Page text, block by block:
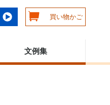
買い物かご
文例集